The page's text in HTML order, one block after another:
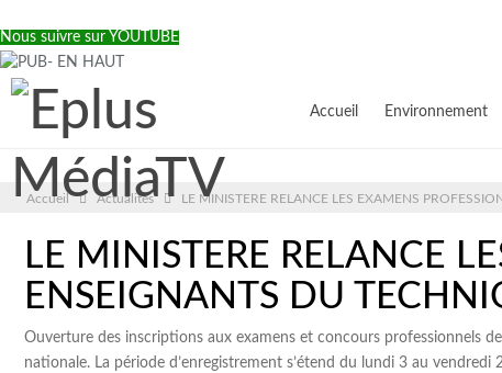
Nous suivre sur YOUTUBE
Accueil Environnement
Accueil Actualités LE MINISTERE RELANCE LES EXAMENS
LE MINISTERE RELANCE
ENSEIGNANTS DU
Ouverture des inscriptions aux examens et concours professionnels
nationale. La période d’enregistrement s’étend du lundi 3 au